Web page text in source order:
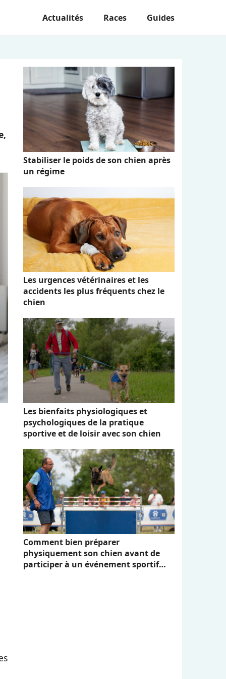
Actualités Races Guides
Stabiliser le poids de son chien après
un régime
Les urgences vétérinaires et les
accidents les plus fréquents chez le
chien
Les bienfaits physiologiques et
psychologiques de la pratique
sportive et de loisir avec son chien
Comment bien préparer
physiquement son chien avant de
participer à un événement sportif